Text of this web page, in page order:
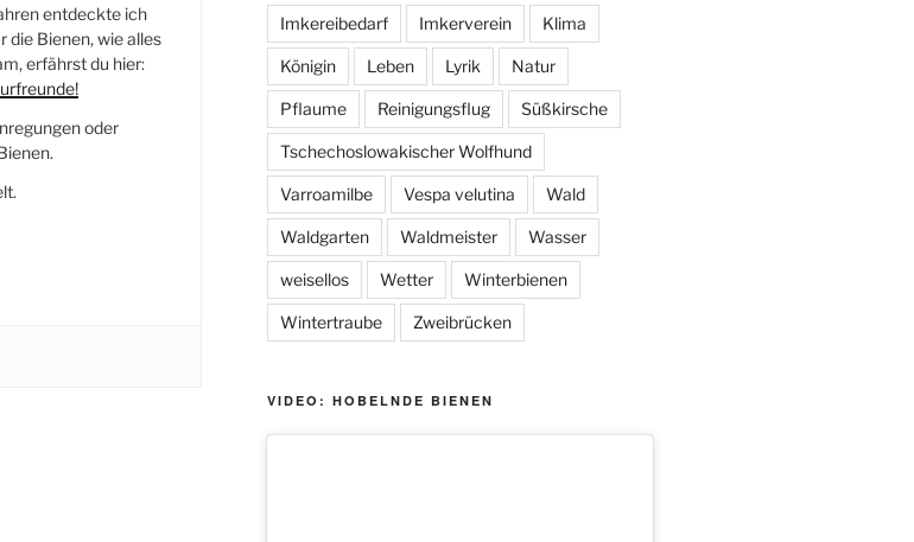
entdeckte ich
die Bienen, wie alles
erfährst du hier:
oder
Imkereibedarf Imkerverein Klima
Königin Leben Lyrik Natur
Pflaume Reinigungsflug Süßkirsche
Tschechoslowakischer Wolfhund
Varroamilbe Vespa velutina Wald
Waldgarten Waldmeister Wasser
weisellos Wetter Winterbienen
Wintertraube Zweibrücken
VIDEO: HOBELNDE BIENEN